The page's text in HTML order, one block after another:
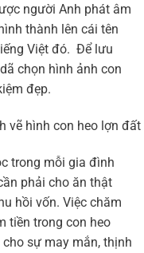
người Anh phát âm
thành lên cái tên
Việt đó. Để lưu
chọn hình ảnh con
đẹp.
trong mỗi gia đình
phải cho ăn thật
hồi vốn. Việc chăm
tiền trong con heo
sự may mắn, thịnh